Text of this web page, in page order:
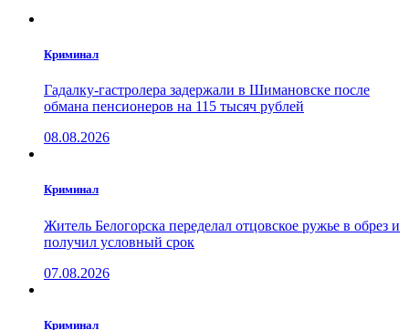
Криминал
Гадалку-гастролера задержали в Шимановске после
обмана пенсионеров на 115 тысяч рублей
08.08.2026
Криминал
Житель Белогорска переделал отцовское ружье в обрез и
получил условный срок
07.08.2026
Криминал